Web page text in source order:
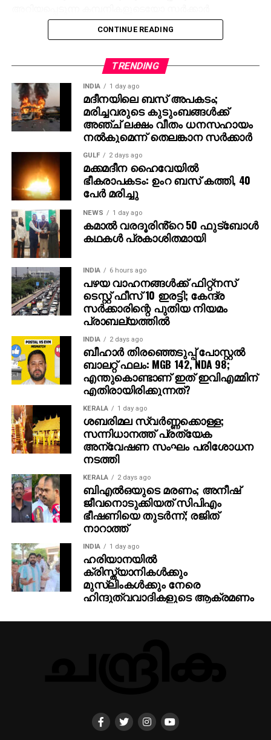
ഏജന്‍സികളുടെയോ പേരില്‍ വ്യാജ ജോലി
ലിസ്റ്റിംഗുകള്‍ സൃഷ്ടിക്കപ്പെടുന്നു. ഇരകളോട്
പ്രോസസ്സിംഗ് ഫീസ് എന്ന പേരില്‍ പണം അടയ്ക്കാനും
ആവശ്യപ്പെടുന്നതാണ് സാധാരണ രീതി. ചിലര്‍
മാല്‍വെയര്‍ ഇന്‍സ്റ്റാള്‍ ചെയ്യാനോ ഡാറ്റ
മോഷ്ടിക്കാനോ ലക്ഷ്യമിട്ടുള്ള വ്യാജ അഭിമുഖ
സോഫ്റ്റ്‌വെയറുകളും അയക്കുന്നു. ഇത്തരം തട്ടിപ്പുകള്‍
വ്യക്തികള്‍ക്കും സ്ഥാപനങ്ങള്‍ക്കും ഗുരുതരമായ
ഭീഷണിയാണെന്ന് ഗൂഗിള്‍ മുന്നറിയിപ്പ് നല്‍കി.
നിയമാനുസൃത തൊഴിലുടമകള്‍ ഒരിക്കലും സാമ്പത്തിക
വിവരങ്ങളോ പേയ്‌മെന്റെ് ആവശ്യങ്ങളോ
ഉന്നയിക്കില്ലെന്നും ഉപയോക്താക്കള്‍ ഓണ്‍ലൈനില്‍
കൂടുതല്‍ ജാഗ്രത പാലിക്കണമെന്നും ഗൂഗിള്‍
വ്യക്തമാക്കി.
CONTINUE READING
TRENDING
INDIA 1 day ago
മദീനയിലെ ബസ് അപകടം;
മരിച്ചവരുടെ കുടുംബങ്ങള്‍ക്ക്
അഞ്ച് ലക്ഷം വീതം ധനസഹായം
നല്‍കുമെന്ന് തെലങ്കാന സര്‍ക്കാര്‍
GULF 2 days ago
മക്കമദീന ഹൈവേയില്‍
ഭീകരാപകടം: ഉംറ ബസ് കത്തി, 40
പേര്‍ മരിച്ചു
NEWS 1 day ago
കമാൽ വരദൂരിൻ്റെ 50 ഫുട്ബോൾ
കഥകൾ പ്രകാശിതമായി
INDIA 6 hours ago
പഴയ വാഹനങ്ങള്‍ക്ക് ഫിറ്റ്‌നസ്
ടെസ്റ്റ് ഫീസ് 10 ഇരട്ടി; കേന്ദ്ര
സര്‍ക്കാരിന്റെ പുതിയ നിയമം
പ്രാബല്യത്തില്‍
INDIA 2 days ago
ബീഹാർ തിരഞ്ഞെടുപ്പ് പോസ്റ്റൽ
ബാലറ്റ് ഫലം: MGB 142, NDA 98;
എന്തുകൊണ്ടാണ് ഇത് ഇവിഎമ്മിന്
എതിരായിരിക്കുന്നത്?
KERALA 1 day ago
ശബരിമല സ്വര്‍ണ്ണക്കൊള്ള;
സന്നിധാനത്ത് പ്രത്യേക
അന്വേഷണ സംഘം പരിശോധന
നടത്തി
KERALA 2 days ago
ബിഎല്‍ഒയുടെ മരണം; അനീഷ്
ജീവനൊടുക്കിയത് സിപിഎം
ഭീഷണിയെ തുടര്‍ന്ന്; രജിത്
നാറാത്ത്
INDIA 1 day ago
ഹരിയാനയില്‍
ക്രിസ്ത്യാനികള്‍ക്കും
മുസ്‌ലിംകള്‍ക്കും നേരെ
ഹിന്ദുത്വവാദികളുടെ ആക്രമണം